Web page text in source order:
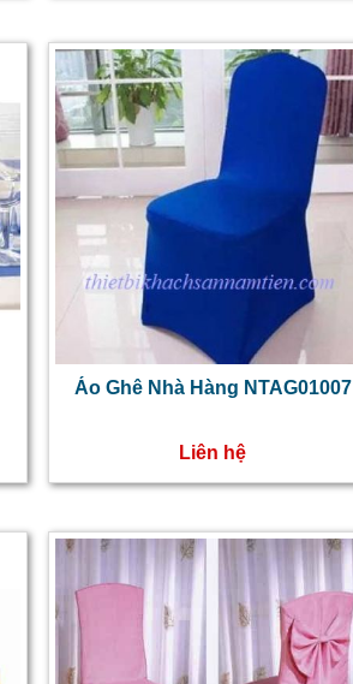
Áo Ghê Nhà Hàng NTAG01007
Liên hệ